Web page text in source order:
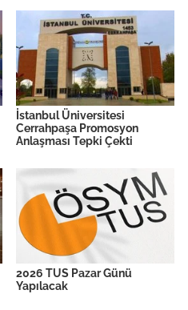
İstanbul Üniversitesi
Cerrahpaşa Promosyon
Anlaşması Tepki Çekti
2026 TUS Pazar Günü
Yapılacak